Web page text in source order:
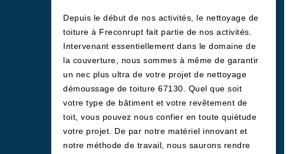
Depuis le début de nos activités, le nettoyage de
toiture à Freconrupt fait partie de nos activités.
Intervenant essentiellement dans le domaine de
la couverture, nous sommes à même de garantir
un nec plus ultra de votre projet de nettoyage
démoussage de toiture 67130. Quel que soit
votre type de bâtiment et votre revêtement de
toit, vous pouvez nous confier en toute quiétude
votre projet. De par notre matériel innovant et
notre méthode de travail, nous saurons rendre